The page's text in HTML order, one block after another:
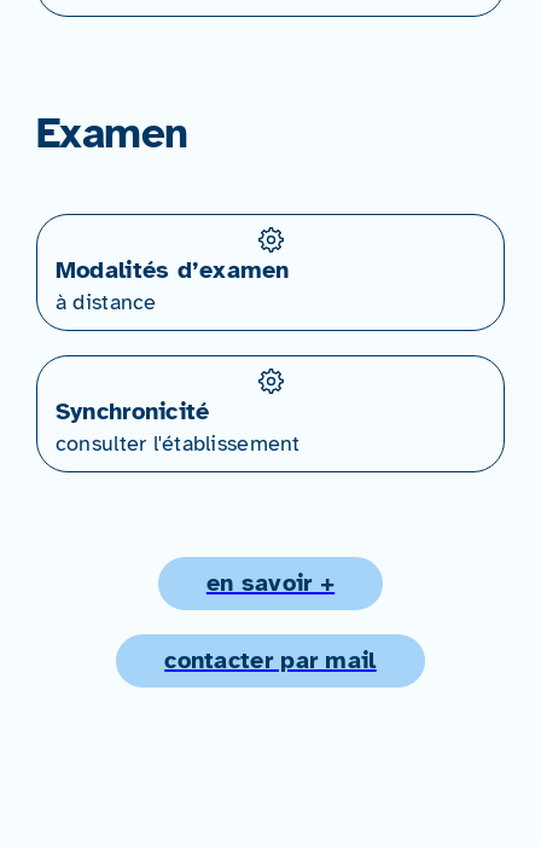
Examen
Modalités d’examen
à distance
Synchronicité
consulter l'établissement
en savoir +
contacter par mail